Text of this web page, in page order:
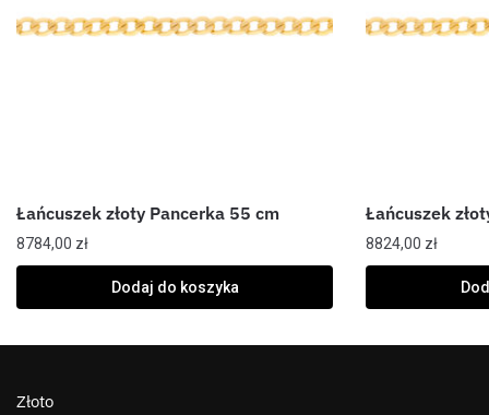
Łańcuszek złoty Pancerka 55 cm
8784,00 zł
Dodaj do koszyka
Łańcuszek
8824,00 zł
Złoto